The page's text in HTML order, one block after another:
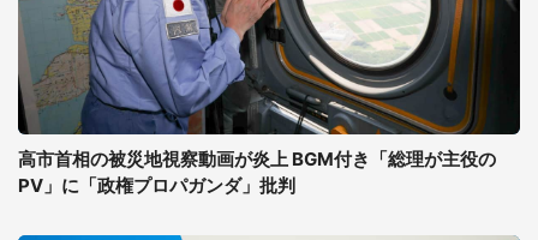
高市首相の被災地視察動画が炎上 BGM付き「総理が主役の
PV」に「政権プロパガンダ」批判